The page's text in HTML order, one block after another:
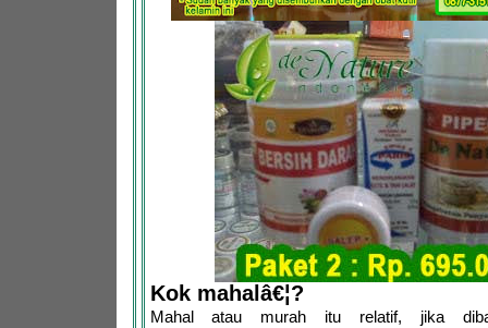
Kok mahalâ€¦?
Mahal atau murah itu relatif, jika